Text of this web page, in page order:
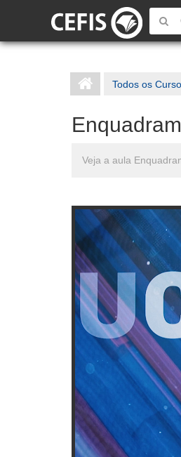
Todos os
Veja a aula